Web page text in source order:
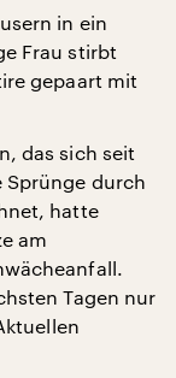
in ein
Frau stirbt
gepaart mit
das sich seit
Sprünge durch
hatte
am
Tagen nur